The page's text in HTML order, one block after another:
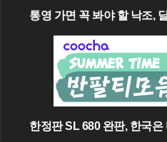
통영 가면 꼭 봐야 할 낙조,
한정판 SL 680 완판, 한국은